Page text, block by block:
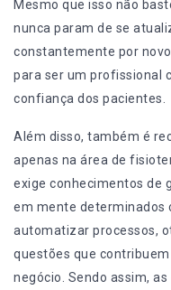
Mesmo que isso não
nunca param de se
constantemente por
para ser um profissional
confiança dos pacientes.
Além disso, também é
apenas na área de
exige conhecimentos de
em mente determinados
automatizar processos,
questões que
negócio. Sendo assim,